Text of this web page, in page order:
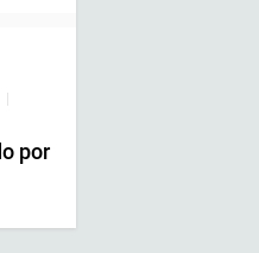
|
por